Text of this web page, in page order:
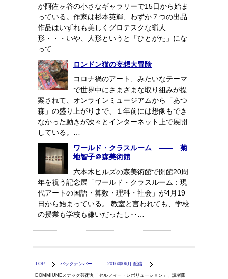
が阿佐ヶ谷の小さなギャラリーで15日から始ま
っている。作家は杉本英輝、わずか７つの出品
作品はいずれも美しくグロテスクな蝋人
形・・・いや、人形というと「ひとがた」にな
って…
ロンドン猫の妄想大冒険
コロナ禍のアート、みたいなテーマ
で世界中にさまざまな取り組みが提
案されて、オンラインミュージアムから「あつ
森」の盛り上がりまで、１年前には想像もでき
なかった動きが次々とインターネット上で展開
している。…
ワールド・クラスルーム ―― 菊
地智子＠森美術館
六本木ヒルズの森美術館で開館20周
年を祝う記念展「ワールド・クラスルーム：現
代アートの国語・算数・理科・社会」が4月19
日から始まっている。 教室と言われても、学校
の授業も学校も嫌いだったし･･…
TOP バックナンバー 2016年06月 配信
DOMMIUNEスナック芸術丸「セルフィー・レボリューション」、読者限